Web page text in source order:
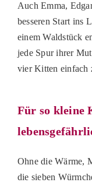
AuchEmma,
besseren Start ins
einem Waldstück
jede Spur ihrer
vier Kitten einfach
Für so kleine
Ohne die Wärme,
die sieben